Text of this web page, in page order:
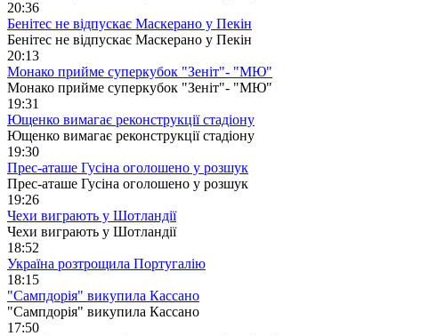
20:36
Бенітес не відпускає Маскерано у Пекін
Бенітес не відпускає Маскерано у Пекін
20:13
Монако прийме суперкубок "Зеніт"- "МЮ"
Монако прийме суперкубок "Зеніт"- "МЮ"
19:31
Ющенко вимагає реконструкції стадіону
Ющенко вимагає реконструкції стадіону
19:30
Прес-аташе Гусіна оголошено у розшук
Прес-аташе Гусіна оголошено у розшук
19:26
Чехи виграють у Шотландії
Чехи виграють у Шотландії
18:52
Україна розтрощила Португалію
18:15
"Сампдорія" викупила Кассано
"Сампдорія" викупила Кассано
17:50